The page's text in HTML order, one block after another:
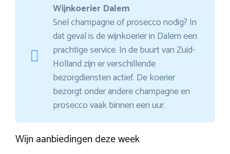
Wijnkoerier Dalem
Snel champagne of prosecco nodig? In
dat geval is de wijnkoerier in Dalem een
prachtige service. In de buurt van Zuid-
Holland zijn er verschillende
bezorgdiensten actief. De koerier
bezorgt onder andere champagne en
prosecco vaak binnen een uur.
Wijn aanbiedingen deze week